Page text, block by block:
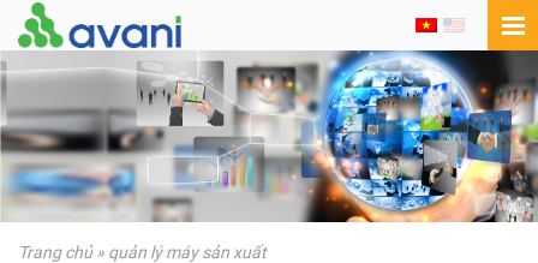
Trang chủ» quản lý máy sản xuất